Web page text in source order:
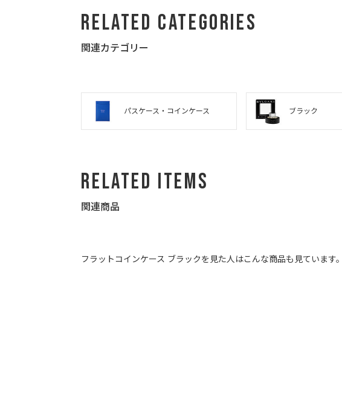
Related Categories
関連カテゴリー
パスケース・コインケース ブラック
Related Items
関連商品
フラットコインケース ブラックを見た人はこんな商品も見ています。